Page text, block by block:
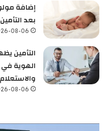
بعد
08-06
التأمين
الهوية
والاستعلام
08-06